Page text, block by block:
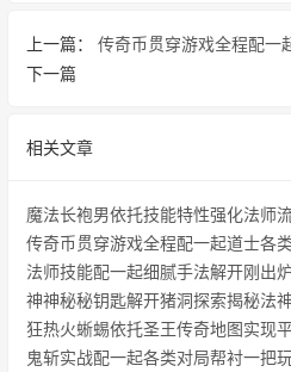
上一篇： 传奇币贯穿游戏全程配一
下一篇
相关文章
魔法长袍男依托技能特性强化法师
传奇币贯穿游戏全程配一起道士各
法师技能配一起细腻手法解开刚出
神神秘秘钥匙解开猪洞探索揭秘法
狂热火蜥蜴依托圣王传奇地图实现
鬼斩实战配一起各类对局帮衬一把玩家不费